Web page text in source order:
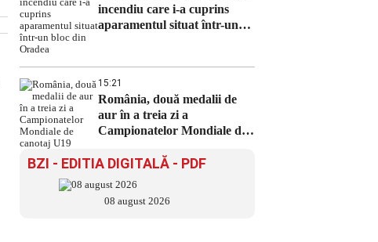
incendiu care i-a cuprins
aparamentul situat într-un
15:21
România, două medalii de
aur în a treia zi a
Campionatelor Mondiale de
BZI - EDITIA DIGITALĂ - PDF
08 august 2026